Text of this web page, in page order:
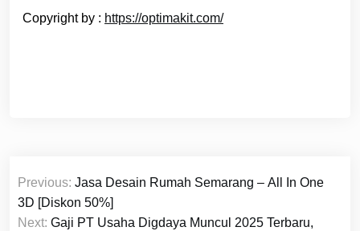
Copyright by : https://optimakit.com/
Navigasi
pos
Previous: Jasa Desain Rumah Semarang – All In One
3D [Diskon 50%]
Next: Gaji PT Usaha Digdaya Muncul 2025 Terbaru,